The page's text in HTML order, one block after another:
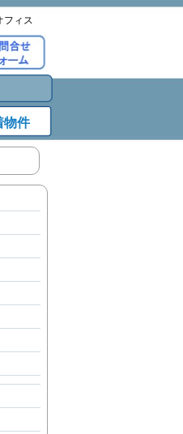
フィス
物件